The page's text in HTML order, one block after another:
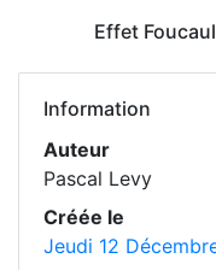
Effet
Information
Auteur
Pascal Levy
Créée le
Jeudi 12